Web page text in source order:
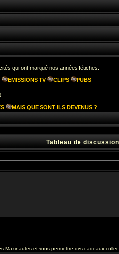
qui ont marqué nos années fétiches.
EMISSIONS TV CLIPS PUBS
MAIS QUE SONT ILS DEVENUS ?
Tableau de discussion